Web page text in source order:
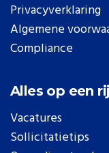
Privacyverklaring
Algemene
Compliance
Alles op een
Vacatures
Sollicitatietips